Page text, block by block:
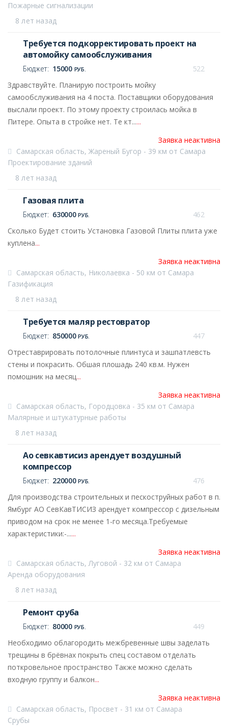
8 лет назад
Пожарные сигнализации
Требуется подкорректировать проект на
автомойку самообслуживания
Бюджет: 15000 РУБ.
522
Здравствуйте. Планирую построить мойку
самообслуживания на 4 поста. Поставщики оборудования
выслали проект. По этому проекту строилась мойка в
Питере. Опыта в стройке нет. Те кт......
Заявка неактивна
8 лет назад
Самарская область, Жареный Бугор - 39 км от Самара
Проектирование зданий
Газовая плита
Бюджет: 630000РУБ.
462
Сколько Будет стоить Установка Газовой Плиты плита уже
куплена...
Заявка неактивна
8 лет назад
Самарская область, Николаевка - 50 км от Самара
Газификация
Требуется маляр рестовратор
Бюджет: 850000РУБ.
447
Отреставрировать потолочные плинтуса и зашпатлевсть
стены и покрасить. Обшая плошадь 240 кв.м. Нужен
помошник на месяц...
Заявка неактивна
8 лет назад
Самарская область, Городцовка - 35 км от Самара
Малярные и штукатурные работы
Ао севкавтисиз арендует воздушный
компрессор
Бюджет: 220000РУБ.
476
Для производства строительных и пескоструйных работ в п.
Ямбург АО СевКавТИСИЗ арендует компрессор с дизельным
приводом на срок не менее 1-го месяца.Требуемые
характеристики:-......
Заявка неактивна
8 лет назад
Самарская область, Луговой - 32 км от Самара
Аренда оборудования
Ремонт сруба
Бюджет: 80000 РУБ.
449
Необходимо облагородить межбревенные швы заделать
трещины в брёвнах покрыть спец составом отделать
поткровельное пространство Также можно сделать
входную группу и балкон...
Заявка неактивна
Самарская область, Просвет - 31 км от Самара
Срубы